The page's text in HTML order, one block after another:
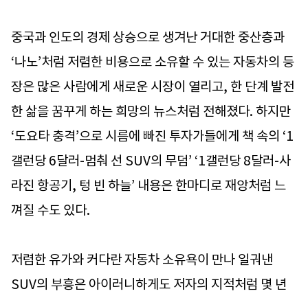
중국과 인도의 경제 상승으로 생겨난 거대한 중산층과
‘나노’처럼 저렴한 비용으로 소유할 수 있는 자동차의 등
장은 많은 사람에게 새로운 시장이 열리고, 한 단계 발전
한 삶을 꿈꾸게 하는 희망의 뉴스처럼 전해졌다. 하지만
‘도요타 충격’으로 시름에 빠진 투자가들에게 책 속의 ‘1
갤런당 6달러-멈춰 선 SUV의 무덤’ ‘1갤런당 8달러-사
라진 항공기, 텅 빈 하늘’ 내용은 한마디로 재앙처럼 느
껴질 수도 있다.
저렴한 유가와 커다란 자동차 소유욕이 만나 일궈낸
SUV의 부흥은 아이러니하게도 저자의 지적처럼 몇 년